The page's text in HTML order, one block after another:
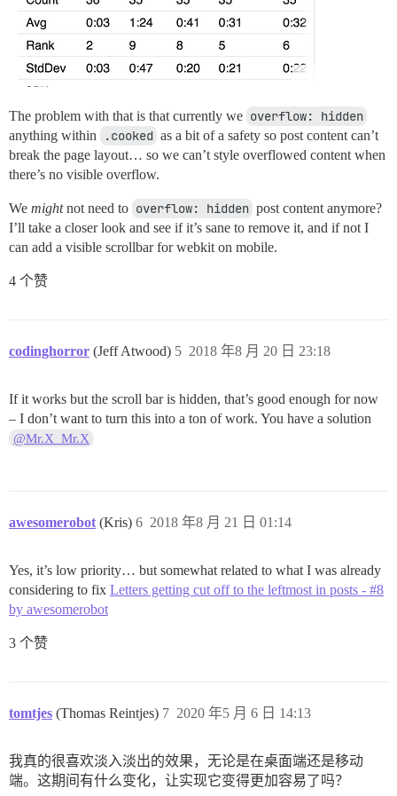
The problem with that is that currently we overflow: hidden
anything within .cooked as a bit of a safety so post content can’t
break the page layout… so we can’t style overflowed content when
there’s no visible overflow.
We mightnot need to overflow: hidden post content anymore?
I’ll take a closer look and see if it’s sane to remove it, and if not I
can add a visible scrollbar for webkit on mobile.
4 个赞
codinghorror (Jeff Atwood) 2018 年8 月 20 日 23:18
5
If it works but the scroll bar is hidden, that’s good enough for now
– I don’t want to turn this into a ton of work. You have a solution
@Mr.X_Mr.X
awesomerobot (Kris) 2018 年8 月 21 日 01:14
6
Yes, it’s low priority… but somewhat related to what I was already
considering to fix Letters getting cut off to the leftmost in posts - #8
by awesomerobot
3 个赞
tomtjes (Thomas Reintjes) 2020 年5 月 6 日 14:13
7
我真的很喜欢淡入淡出的效果，无论是在桌面端还是移动
端。这期间有什么变化，让实现它变得更加容易了吗？